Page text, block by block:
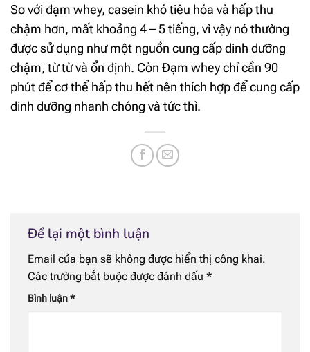
So với đạm whey, casein khó tiêu hóa và hấp thu
chậm hơn, mất khoảng 4 – 5 tiếng, vì vậy nó thường
được sử dụng như một nguồn cung cấp dinh dưỡng
chậm, từ từ và ổn định. Còn Đạm whey chỉ cần 90
phút để cơ thể hấp thu hết nên thích hợp để cung cấp
dinh dưỡng nhanh chóng và tức thì.
Để lại một bình luận
Email của bạn sẽ không được hiển thị công khai.
Các trường bắt buộc được đánh dấu *
Bình luận*